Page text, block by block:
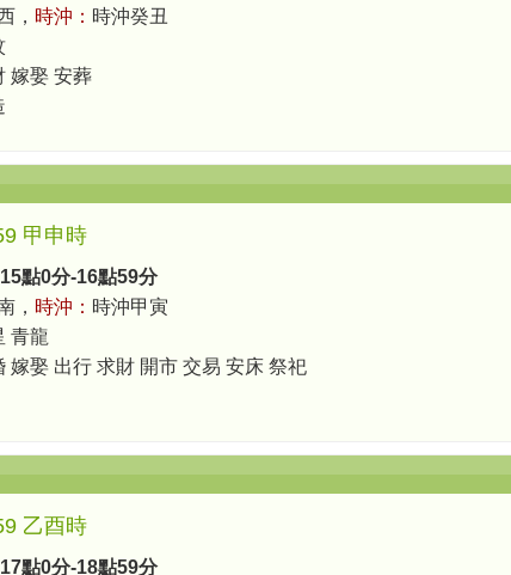
， 時沖： 時沖癸丑
嫁娶 安葬
甲申時
點0分-16點59分
， 時沖： 時沖甲寅
青龍
嫁娶 出行 求財 開市 交易 安床 祭祀
乙酉時
點0分-18點59分